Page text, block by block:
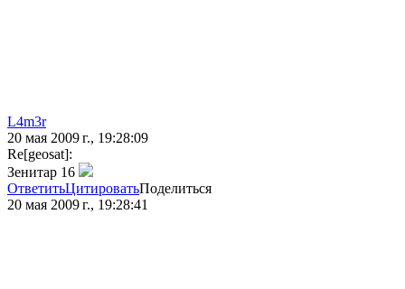
L4m3r
20 мая 2009 г., 19:28:09
Re[geosat]:
Зенитар 16
ОтветитьЦитироватьПоделиться
20 мая 2009 г., 19:28:41